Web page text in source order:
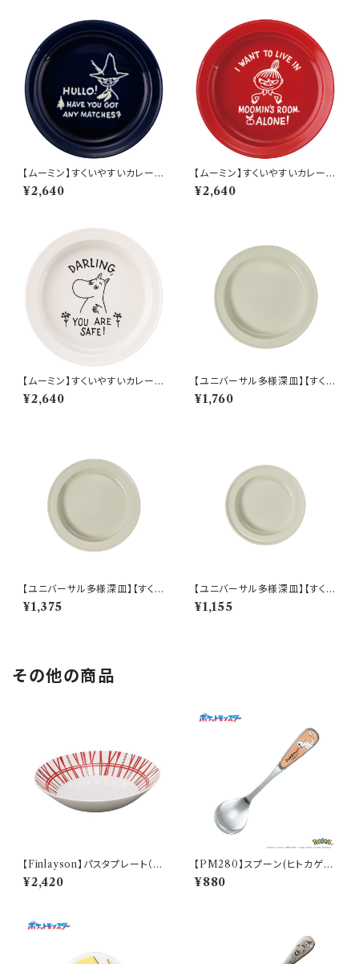
【ムーミン】すくいやすいカレー皿
（スナフキン）【MM9000】MM
9003-320
¥2,640
【ムーミン】すくいやすいカレー皿
（リトルミィ）【MM9000】MM
9002-320
¥2,640
【ムーミン】すくいやすいカレー皿
（ムーミン）【MM9000】MM9
001-320
¥2,640
【ユニバーサル多様深皿】【すくい
やすいうつわ】21cm ディーププ
レート（ホワイト）【NB10】
¥1,760
【ユニバーサル多様深皿】【すくい
やすいうつわ】19cm ディーププ
レート（ホワイト）【NB10】
¥1,375
【ユニバーサル多様深皿】【すくい
やすいうつわ】16.5cm ディープ
プレート（ホワイト）【NB10】
¥1,155
その他の商品
【Finlayson】パスタプレート（レ
ッド）【コロナ】
¥2,420
【PM280】スプーン(ヒトカゲ)
【Daily Sketch】PM282-850
¥880